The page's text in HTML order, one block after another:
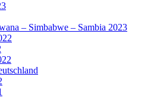
– Simbabwe – Sambia 2023